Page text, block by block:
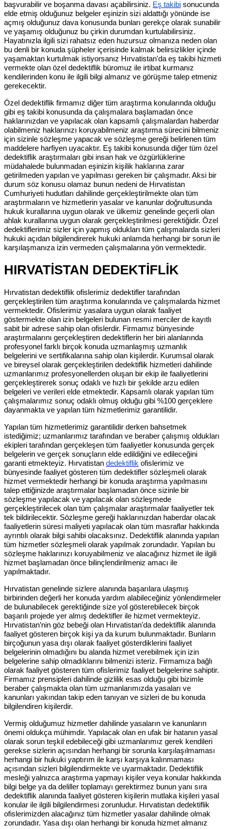
başvurabilir ve boşanma davası açabilirsiniz. Eş takibi sonucunda
elde etmiş olduğunuz belgeler eşinizin sizi aldattığı yönünde ise
açmış olduğunuz dava konusunda bunları gerekçe olarak sunabilir
ve yaşamış olduğunuz bu çirkin durumdan kurtulabilirsiniz.
Hayatınızla ilgili sizi rahatsız eden huzursuz olmanıza neden olan
bu denli bir konuda şüpheler içerisinde kalmak belirsizlikler içinde
yaşamaktan kurtulmak istiyorsanız Hırvatistan'da eş takibi hizmeti
vermekte olan özel dedektiflik büromuz ile irtibat kurmanız
kendilerinden konu ile ilgili bilgi almanız ve görüşme talep etmeniz
gerekecektir.
Özel dedektiflik firmamız diğer tüm araştırma konularında olduğu
gibi eş takibi konusunda da çalışmalara başlamadan önce
haklarınızdan ve yapılacak olan kapsamlı çalışmalardan haberdar
olabilmeniz haklarınızı koruyabilmeniz araştırma sürecini bilmeniz
için sizinle sözleşme yapacak ve sözleşme gereği belirlenen tüm
maddelere harfiyen uyacaktır. Eş takibi konusunda diğer tüm özel
dedektiflik araştırmaları gibi insan hak ve özgürlüklerine
müdahalede bulunmadan eşinizin kişilik haklarına zarar
getirilmeden yapılan ve yapılması gereken bir çalışmadır. Aksi bir
durum söz konusu olamaz bunun nedeni de Hırvatistan
Cumhuriyeti hudutları dahilinde gerçekleştirilmekte olan tüm
araştırmaların ve hizmetlerin yasalar ve kanunlar doğrultusunda
hukuk kurallarına uygun olarak ve ülkemiz genelinde geçerli olan
ahlak kurallarına uygun olarak gerçekleştirilmesi gerektiğidir. Özel
dedektiflerimiz sizler için yapmış oldukları tüm çalışmalarda sizleri
hukuki açıdan bilgilendirerek hukuki anlamda herhangi bir sorun ile
karşılaşmanıza izin vermeden çalışmalarına yön vermektedir.
HIRVATİSTAN DEDEKTİFLİK
Hırvatistan dedektiflik ofislerimiz dedektifler tarafından
gerçekleştirilen tüm araştırma konularında ve çalışmalarda hizmet
vermektedir. Ofislerimiz yasalara uygun olarak faaliyet
göstermekte olan izin belgeleri bulunan resmi merciler de kayıtlı
sabit bir adrese sahip olan ofislerdir. Firmamız bünyesinde
araştırmalarını gerçekleştiren dedektiflerin her biri alanlarında
profesyonel farklı birçok konuda uzmanlaşmış uzmanlık
belgelerini ve sertifikalarına sahip olan kişilerdir. Kurumsal olarak
ve bireysel olarak gerçekleştirilen dedektiflik hizmetleri dahilinde
uzmanlarımız profesyonellerden oluşan bir ekip ile faaliyetlerini
gerçekleştirerek sonuç odaklı ve hızlı bir şekilde arzu edilen
belgeleri ve verileri elde etmektedir. Kapsamlı olarak yapılan tüm
çalışmalarımız sonuç odaklı olmuş olduğu gibi %100 gerçeklere
dayanmakta ve yapılan tüm hizmetlerimiz garantilidir.
Yapılan tüm hizmetlerimiz garantilidir derken bahsetmek
istediğimiz; uzmanlarımız tarafından ve beraber çalışmış oldukları
ekipleri tarafından gerçekleşen tüm faaliyetler konusunda gerçek
belgelerin ve gerçek sonuçların elde edildiğini ve edileceğini
garanti etmekteyiz. Hırvatistan dedektiflik ofislerimiz ve
bünyesinde faaliyet gösteren tüm dedektifler sözleşmeli olarak
hizmet vermektedir herhangi bir konuda araştırma yapılmasını
talep ettiğinizde araştırmalar başlamadan önce sizinle bir
sözleşme yapılacak ve yapılacak olan sözleşmede
gerçekleştirilecek olan tüm çalışmalar araştırmalar faaliyetler tek
tek bildirilecektir. Sözleşme gereği haklarınızdan haberdar olacak
faaliyetlerin süresi maliyeti yapılacak olan tüm masraflar hakkında
ayrıntılı olarak bilgi sahibi olacaksınız. Dedektiflik alanında yapılan
tüm hizmetler sözleşmeli olarak yapılmak zorundadır. Yapılan bu
sözleşme haklarınızı koruyabilmeniz ve alacağınız hizmet ile ilgili
hizmet başlamadan önce bilinçlendirilmeniz amacı ile
yapılmaktadır.
Hırvatistan genelinde sizlere alanında başarılara ulaşmış
birbirinden değerli her konuda yardım alabileceğiniz yönlendirmeler
de bulunabilecek gerektiğinde size yol gösterebilecek birçok
başarılı projede yer almış dedektifler ile hizmet vermekteyiz.
Hırvatistan’nin göz bebeği olan Hırvatistan'da dedektiflik alanında
faaliyet gösteren birçok kişi ya da kurum bulunmaktadır. Bunların
birçoğunun yasa dışı olarak faaliyet gösterdiklerini faaliyet
belgelerinin olmadığını bu alanda hizmet verebilmek için izin
belgelerine sahip olmadıklarını bilmenizi isteriz. Firmamıza bağlı
olarak faaliyet gösteren tüm ofislerimiz faaliyet belgelerine sahiptir.
Firmamız prensipleri dahilinde gizlilik esas olduğu gibi bizimle
beraber çalışmakta olan tüm uzmanlarımızda yasaları ve
kanunları yakından takip eden tanıyan ve sizleri de bu konuda
bilgilendiren kişilerdir.
Vermiş olduğumuz hizmetler dahilinde yasaların ve kanunların
önemi oldukça mühimdir. Yapılacak olan en ufak bir hatanın yasal
olarak sorun teşkil edebileceği gibi uzmanlarımız gerek kendileri
gerekse sizlerin açısından herhangi bir sorunla karşılaşılmaması
herhangi bir hukuki yaptırım ile karşı karşıya kalınmaması
açısından sizleri bilgilendirmekte ve uyarmaktadır. Dedektiflik
mesleği yalnızca araştırma yapmayı kişiler veya konular hakkında
bilgi belge ya da deliller toplamayı gerektirmez bunun yanı sıra
dedektiflik alanında faaliyet gösteren kişilerin mutlaka kişileri yasal
konular ile ilgili bilgilendirmesi zorunludur. Hırvatistan dedektiflik
ofislerimizden alacağınız tüm hizmetler yasalar dahilinde olmak
zorundadır. Yasa dışı olan herhangi bir konuda hizmet almanız